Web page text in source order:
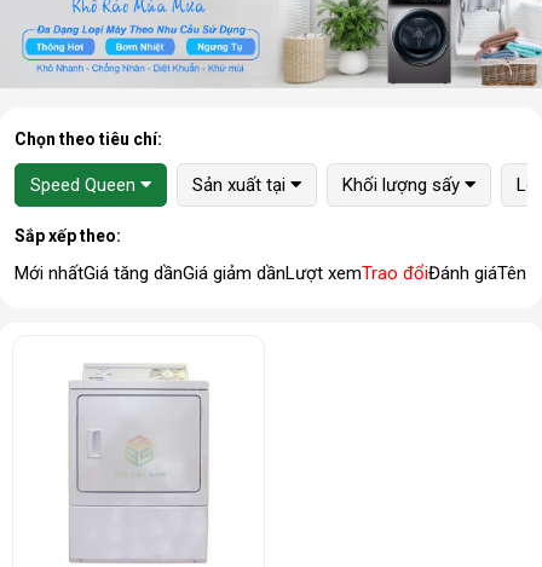
Chọn theo tiêu chí:
Speed Queen Sản xuất tại Khối lượng sấy
Sắp xếp theo:
Mới nhấtGiá tăng dầnGiá giảm dầnLượt xemTrao đổiĐánh giáTên